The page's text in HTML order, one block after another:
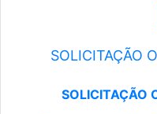
SOLICITAÇÃO
SOLICITAÇÃO